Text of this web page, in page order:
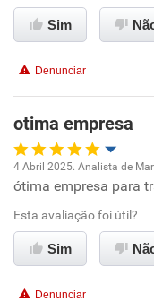
Benefícios
Recomenda esta
Recomenda a
Sim
Denunciar
otima empresa
Oportunidade de
Ambiente de trabalho
4 Abril 2025. Analista de
ótima empresa para
Esta avaliação foi útil?
Sim
Denunciar